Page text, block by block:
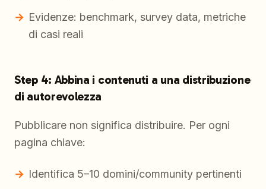
Evidenze: benchmark, survey data, metriche
di casi reali
Step 4: Abbina i contenuti a una distribuzione
di autorevolezza
Pubblicare non significa distribuire. Per ogni
pagina chiave:
Identifica 5–10 domini/community pertinenti